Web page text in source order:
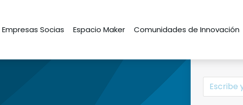
Empresas Socias Espacio Maker Comunidades de Innovación